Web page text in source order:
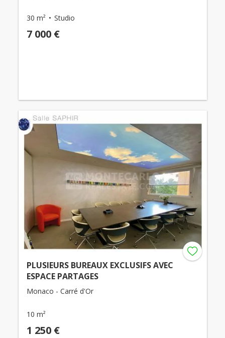
30 m² Studio
7 000 €
PLUSIEURS BUREAUX EXCLUSIFS AVEC
ESPACE PARTAGES
Monaco - Carré d'Or
10 m²
1 250 €